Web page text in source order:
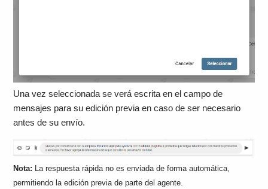
Una vez seleccionada se verá escrita en el campo de
mensajes para su edición previa en caso de ser necesario
antes de su envío.
Nota: La respuesta rápida no es enviada de forma automática,
permitiendo la edición previa de parte del agente.